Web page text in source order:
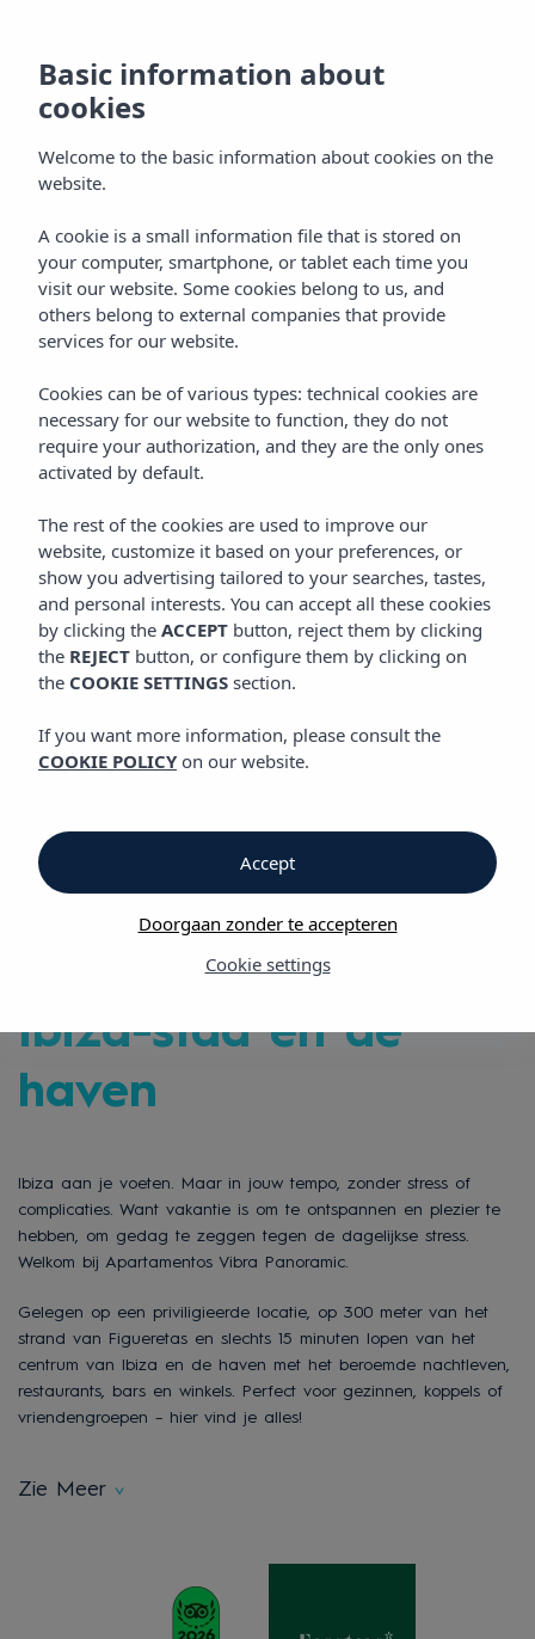
Vibra Panoramic
Appartementen
Ibiza-stad
Home Ibiza
Ibiza - Stad
VIBRA PANORAMIC APPARTEMENTEN
Vibra Panoramic Appartementen
Vibra Panoramic
in Playa de
Figueretas, heel dicht
bij het centrum van
Ibiza-stad en de
haven
Ibiza aan je voeten. Maar in jouw tempo, zonder stress of
complicaties. Want vakantie is om te ontspannen en plezier te
hebben, om gedag te zeggen tegen de dagelijkse stress.
Welkom bij Apartamentos Vibra Panoramic.
Gelegen op een priviligieerde locatie, op 300 meter van het
strand van Figueretas en slechts 15 minuten lopen van het
centrum van Ibiza en de haven met het beroemde nachtleven,
restaurants, bars en winkels. Perfect voor gezinnen, koppels of
vriendengroepen – hier vind je alles!
Zie Meer
Basic information about
cookies
Welcome to the basic information about cookies on the
website.
A cookie is a small information file that is stored on
your computer, smartphone, or tablet each time you
visit our website. Some cookies belong to us, and
others belong to external companies that provide
services for our website.
Cookies can be of various types: technical cookies are
necessary for our website to function, they do not
require your authorization, and they are the only ones
activated by default.
The rest of the cookies are used to improve our
website, customize it based on your preferences, or
show you advertising tailored to your searches, tastes,
and personal interests. You can accept all these cookies
by clicking the ACCEPT button, reject them by clicking
the REJECT button, or configure them by clicking on
the COOKIE SETTINGS section.
If you want more information, please consult the
COOKIE POLICY on our website.
Cookie settings
Doorgaan zonder te accepteren
Accept